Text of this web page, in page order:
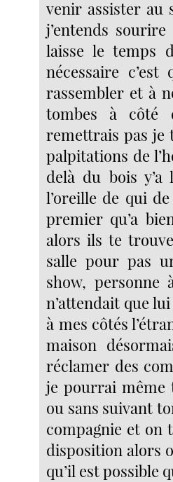
venir assister au
j’entends
laisse le temps
nécessaire
rassembler et à
tombes à côté
remettrais pas je
palpitations de
delà du bois
l’oreille de qui
premier qu’a
alors ils te
salle pour pas
show, personne
n’attendait que
à mes côtés
maison
réclamer des
je pourrai même
ou sans suivant
compagnie et on
disposition alors
qu’il est possible